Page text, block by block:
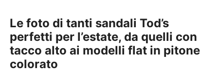
Le foto di tanti sandali Tod’s
perfetti per l’estate, da quelli con
tacco alto ai modelli flat in pitone
colorato